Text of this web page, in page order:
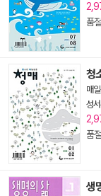
품절
청
매
성
품절
생